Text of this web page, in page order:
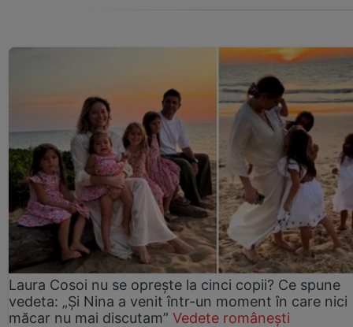
Laura Cosoi nu se oprește la cinci copii? Ce spune
vedeta: „Și Nina a venit într-un moment în care nici
măcar nu mai discutam” Vedete românești